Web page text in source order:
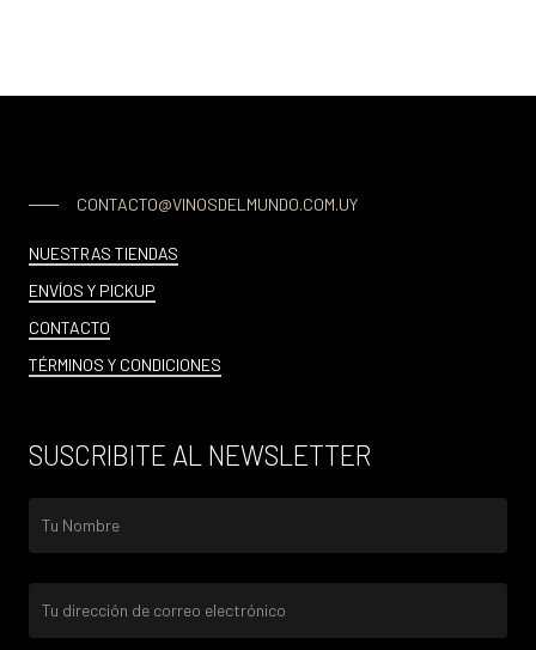
CONTACTO@VINOSDELMUNDO.COM.UY
NUESTRAS TIENDAS
ENVÍOS Y PICKUP
CONTACTO
TÉRMINOS Y CONDICIONES
SUSCRIBITE AL NEWSLETTER